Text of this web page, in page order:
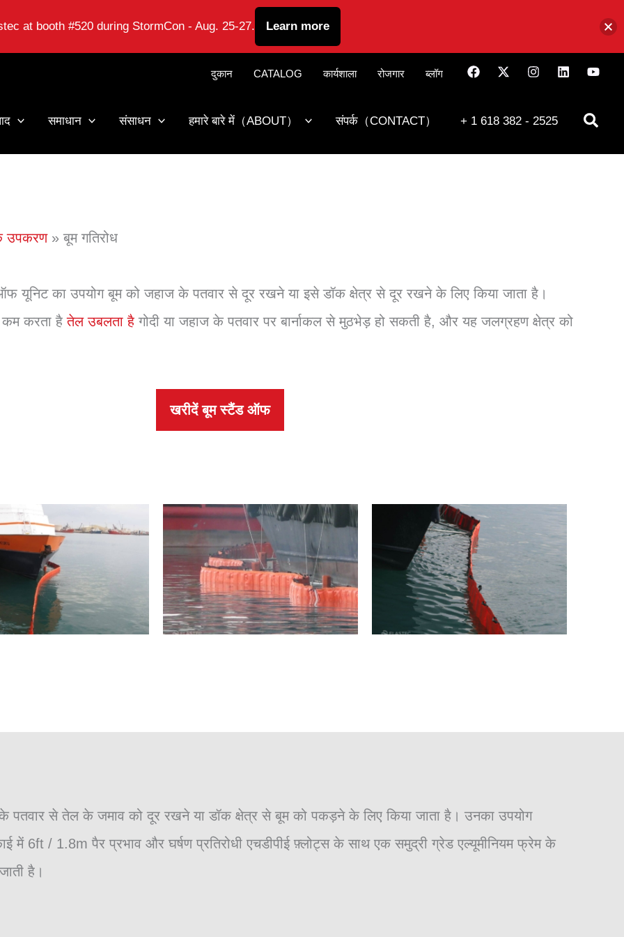
दुकान CATALOG कार्यशाला रोजगार ब्लॉग
समाधान संसाधन हमारे बारे में（ABOUT） संपर्क（CONTACT） + 1 618 382 - 2525
उपकरण बूम गतिरोध
का उपयोग बूम को जहाज के पतवार से दूर रखने या इसे डॉक क्षेत्र से दूर रखने के लिए किया जाता है।
कम करता हैतेल उबलता है गोदी या जहाज के पतवार पर बार्नाकल से मुठभेड़ हो सकती है, और यह जलग्रहण क्षेत्र को
खरीदें बूम स्टैंड ऑफ
से तेल के जमाव को दूर रखने या डॉक क्षेत्र से बूम को पकड़ने के लिए किया जाता है। उनका उपयोग
में 6ft / 1.8m पैर प्रभाव और घर्षण प्रतिरोधी एचडीपीई फ़्लोट्स के साथ एक समुद्री ग्रेड एल्यूमीनियम फ्रेम के
है।
at booth #520 during StormCon - Aug. 25-27. Learn more